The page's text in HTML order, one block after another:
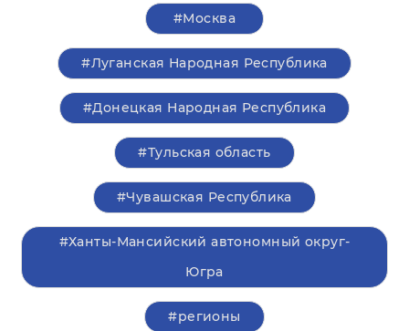
#Москва
#Луганская Народная Республика
#Донецкая Народная Республика
#Тульская область
#Чувашская Республика
#Ханты-Мансийский автономный округ-
Югра
#регионы